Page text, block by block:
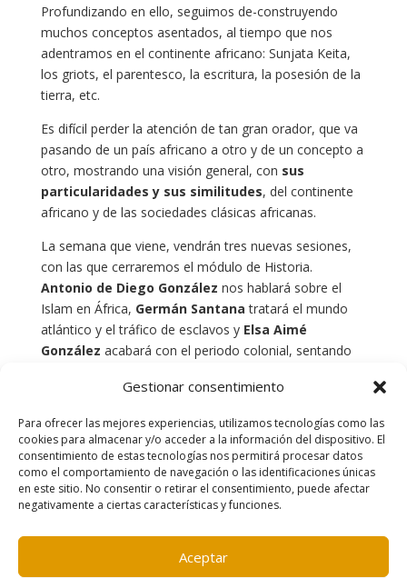
Gestionar consentimiento
Para ofrecer las mejores experiencias, utilizamos tecnologías como las
cookies para almacenar y/o acceder a la información del dispositivo. El
consentimiento de estas tecnologías nos permitirá procesar datos
como el comportamiento de navegación o las identificaciones únicas
en este sitio. No consentir o retirar el consentimiento, puede afectar
negativamente a ciertas características y funciones.
Aceptar
Profundizando en ello, seguimos de-construyendo
muchos conceptos asentados, al tiempo que nos
adentramos en el continente africano: Sunjata Keita,
los griots, el parentesco, la escritura, la posesión de la
tierra, etc.
Es difícil perder la atención de tan gran orador, que va
pasando de un país africano a otro y de un concepto a
otro, mostrando una visión general, con sus
particularidades y sus similitudes, del continente
africano y de las sociedades clásicas africanas.
La semana que viene, vendrán tres nuevas sesiones,
con las que cerraremos el módulo de Historia.
Antonio de Diego González nos hablará sobre el
Islam en África, Germán Santana tratará el mundo
atlántico y el tráfico de esclavos y Elsa Aimé
González acabará con el periodo colonial, sentando